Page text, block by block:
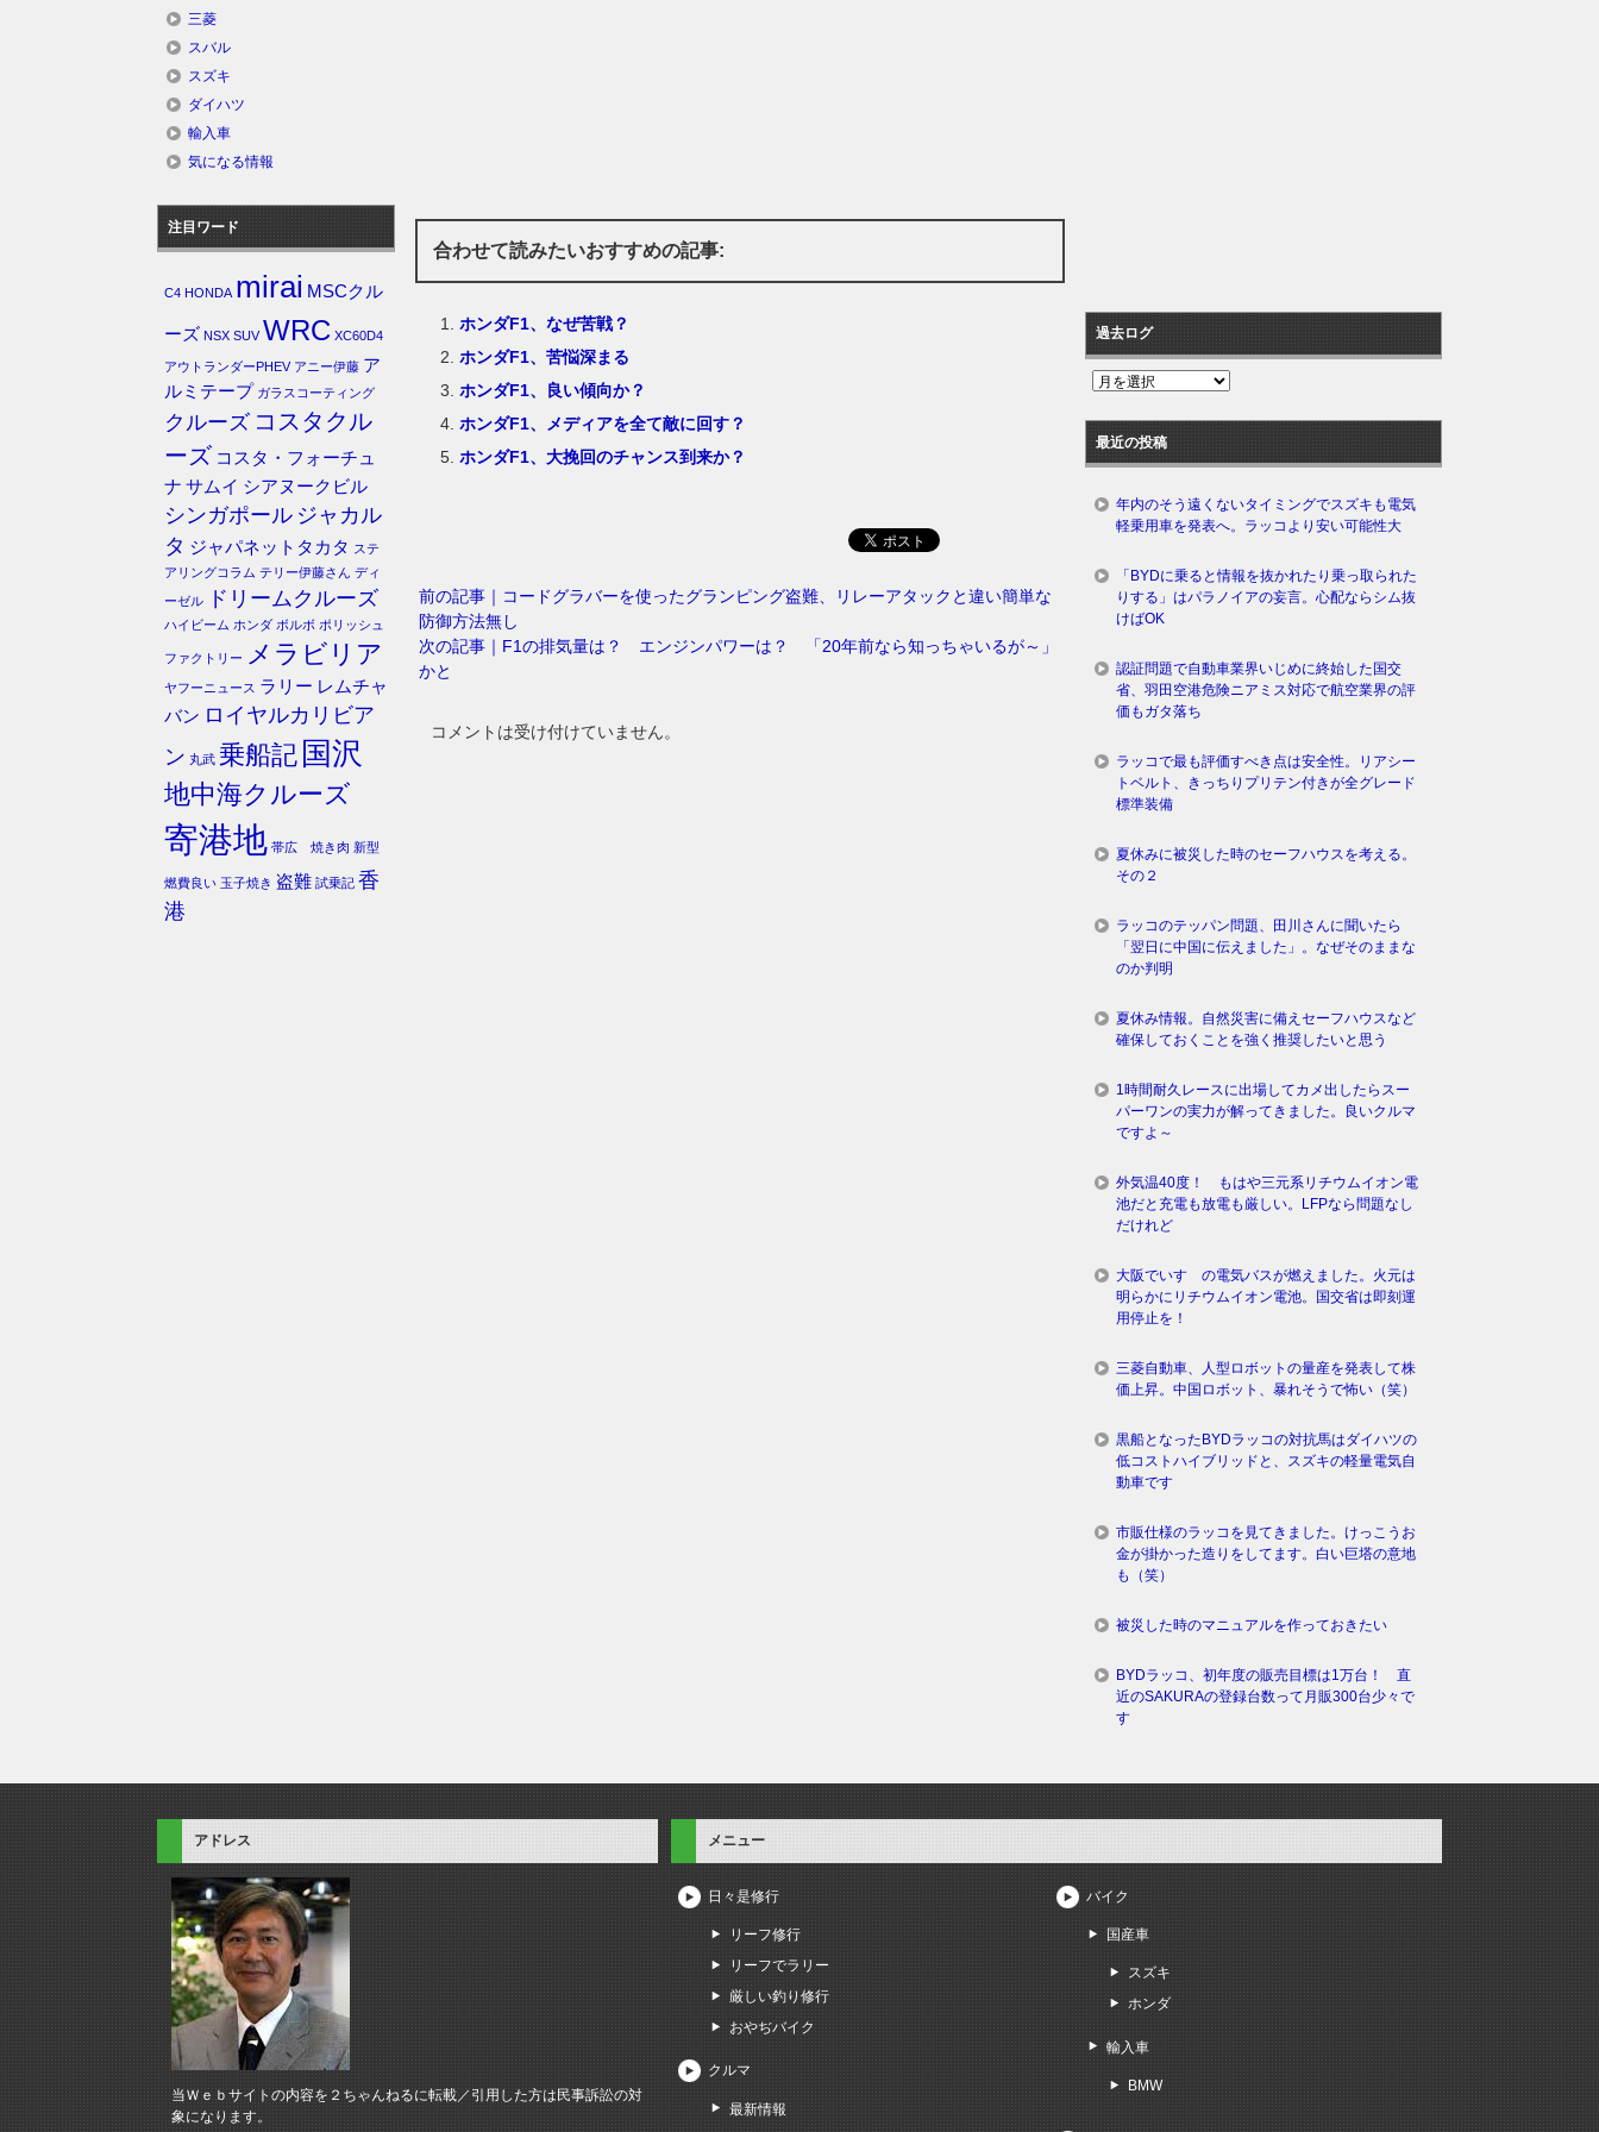
合わせて読みたいおすすめの記事:
ホンダF1、なぜ苦戦？
ホンダF1、苦悩深まる
ホンダF1、良い傾向か？
ホンダF1、メディアを全て敵に回す？
ホンダF1、大挽回のチャンス到来か？
前の記事｜コードグラバーを使ったグランピング盗難、リレーアタックと違い簡単な
防御方法無し
次の記事｜F1の排気量は？ エンジンパワーは？ 「20年前なら知っちゃいるが～」
かと
コメントは受け付けていません。
三菱
スバル
スズキ
ダイハツ
輸入車
気になる情報
注目ワード
C4 HONDA mirai MSCクル
ーズ NSX SUV WRC XC60D4
アウトランダーPHEV アニー伊藤 ア
ルミテープ ガラスコーティング
クルーズ コスタクル
ーズ コスタ・フォーチュ
ナ サムイ シアヌークビル
シンガポール ジャカル
タ ジャパネットタカタ ステ
アリングコラム テリー伊藤さん ディ
ーゼル
ドリームクルーズ
ハイビーム ホンダ ボルボ ポリッシュ
ファクトリー メラビリア
ヤフーニュース ラリー レムチャ
バン ロイヤルカリビア
ン 丸武 乗船記 国沢
地中海クルーズ
寄港地 帯広 焼き肉 新型
燃費良い 玉子焼き 盗難 試乗記 香
港
過去ログ
過
ロ
グ
最近の投稿
年内のそう遠くないタイミングでスズキも電気
軽乗用車を発表へ。ラッコより安い可能性大
「BYDに乗ると情報を抜かれたり乗っ取られた
りする」はパラノイアの妄言。心配ならシム抜
けばOK
認証問題で自動車業界いじめに終始した国交
省、羽田空港危険ニアミス対応で航空業界の評
価もガタ落ち
ラッコで最も評価すべき点は安全性。リアシー
トベルト、きっちりプリテン付きが全グレード
標準装備
夏休みに被災した時のセーフハウスを考える。
その２
ラッコのテッパン問題、田川さんに聞いたら
「翌日に中国に伝えました」。なぜそのままな
のか判明
夏休み情報。自然災害に備えセーフハウスなど
確保しておくことを強く推奨したいと思う
1時間耐久レースに出場してカメ出したらスー
パーワンの実力が解ってきました。良いクルマ
ですよ～
外気温40度！ もはや三元系リチウムイオン電
池だと充電も放電も厳しい。LFPなら問題なし
だけれど
大阪でいすゞの電気バスが燃えました。火元は
明らかにリチウムイオン電池。国交省は即刻運
用停止を！
三菱自動車、人型ロボットの量産を発表して株
価上昇。中国ロボット、暴れそうで怖い（笑）
黒船となったBYDラッコの対抗馬はダイハツの
低コストハイブリッドと、スズキの軽量電気自
動車です
市販仕様のラッコを見てきました。けっこうお
金が掛かった造りをしてます。白い巨塔の意地
も（笑）
被災した時のマニュアルを作っておきたい
BYDラッコ、初年度の販売目標は1万台！ 直
近のSAKURAの登録台数って月販300台少々で
す
アドレス
当Ｗｅｂサイトの内容を２ちゃんねるに転載／引用した方は民事訴訟の対
象になります。
メニュー
日々是修行
リーフ修行
リーフでラリー
厳しい釣り修行
おやぢバイク
クルマ
最新情報
バイク
国産車
スズキ
ホンダ
輸入車
BMW